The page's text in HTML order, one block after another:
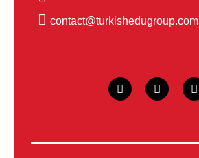
contact@turkishedugroup.com